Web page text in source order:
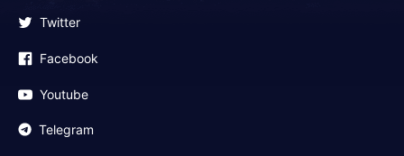
Twitter
Facebook
Youtube
Telegram